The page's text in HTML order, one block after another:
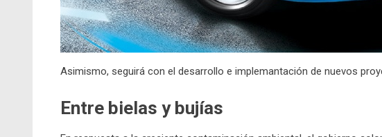
Asimismo, seguirá con el desarrollo e implemantación de nuevos
Entre bielas y bujías